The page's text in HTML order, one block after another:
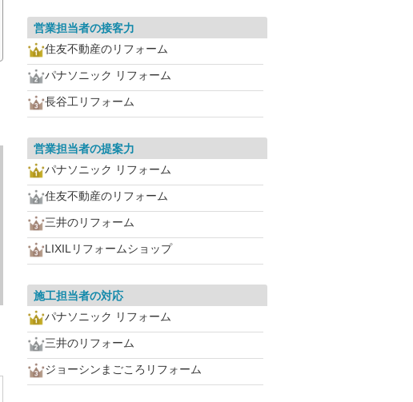
営業担当者の接客力
住友不動産のリフォーム
パナソニック リフォーム
長谷工リフォーム
営業担当者の提案力
パナソニック リフォーム
住友不動産のリフォーム
三井のリフォーム
LIXILリフォームショップ
施工担当者の対応
パナソニック リフォーム
三井のリフォーム
ジョーシンまごころリフォーム